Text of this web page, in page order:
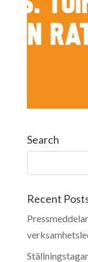
Search
Recent